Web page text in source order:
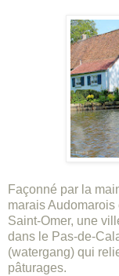
Façonné par la
marais
Saint-Omer, une
dans le Pas-de-
(watergang) qui
pâturages.